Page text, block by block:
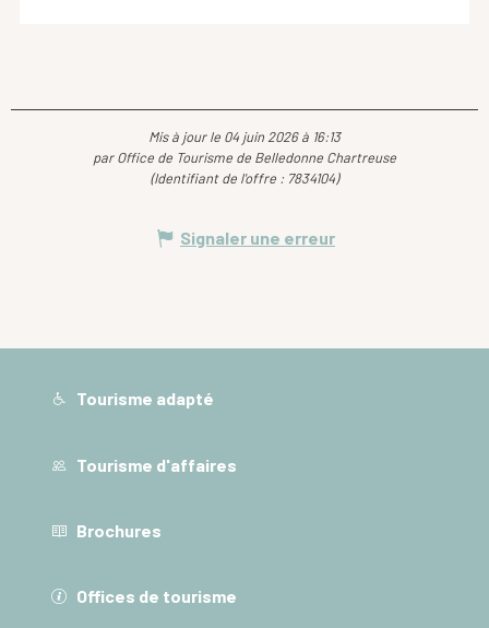
Mis à jour le 04 juin 2026 à 16:13
par Office de Tourisme de Belledonne Chartreuse
(Identifiant de l'offre : 7834104)
Signaler une erreur
Tourisme adapté
Tourisme d'affaires
Brochures
Offices de tourisme